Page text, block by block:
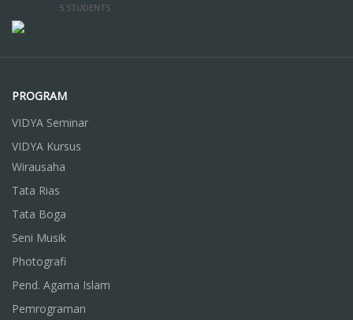
5 STUDENTS
PROGRAM
VIDYA Seminar
VIDYA Kursus
Wirausaha
Tata Rias
Tata Boga
Seni Musik
Photografi
Pend. Agama Islam
Pemrograman